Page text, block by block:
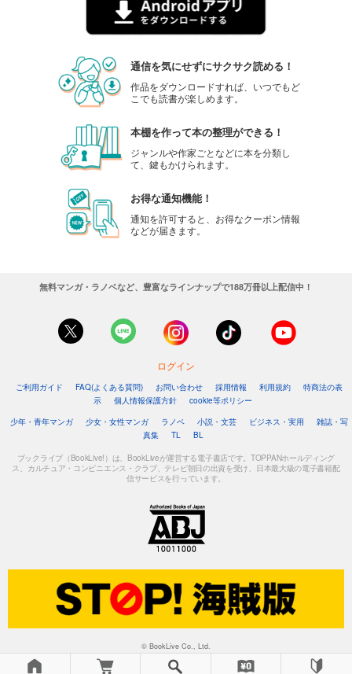
通信を気にせずにサクサク読める！
作品をダウンロードすれば、いつでもど
こでも読書が楽しめます。
本棚を作って本の整理ができる！
ジャンルや作家ごとなどに本を分類し
て、鍵もかけられます。
お得な通知機能！
通知を許可すると、お得なクーポン情報
などが届きます。
無料マンガ・ラノベなど、豊富なラインナップで188万冊以上配信中！
ログイン
ご利用ガイド FAQ(よくある質問) お問い合わせ 採用情報 利用規約
特商法の表
示
個人情報保護方針
cookie等ポリシー
少年・青年マンガ
少女・女性マンガ ラノベ 小説・文芸 ビジネス・実用
雑誌・写
真集
TL BL
ブックライブ（BookLive!）は、BookLiveが運営する電子書店です。TOPPANホールディング
ス、カルチュア・コンビニエンス・クラブ、テレビ朝日の出資を受け、日本最大級の電子書籍配
信サービスを行っています。
© BookLive Co., Ltd.